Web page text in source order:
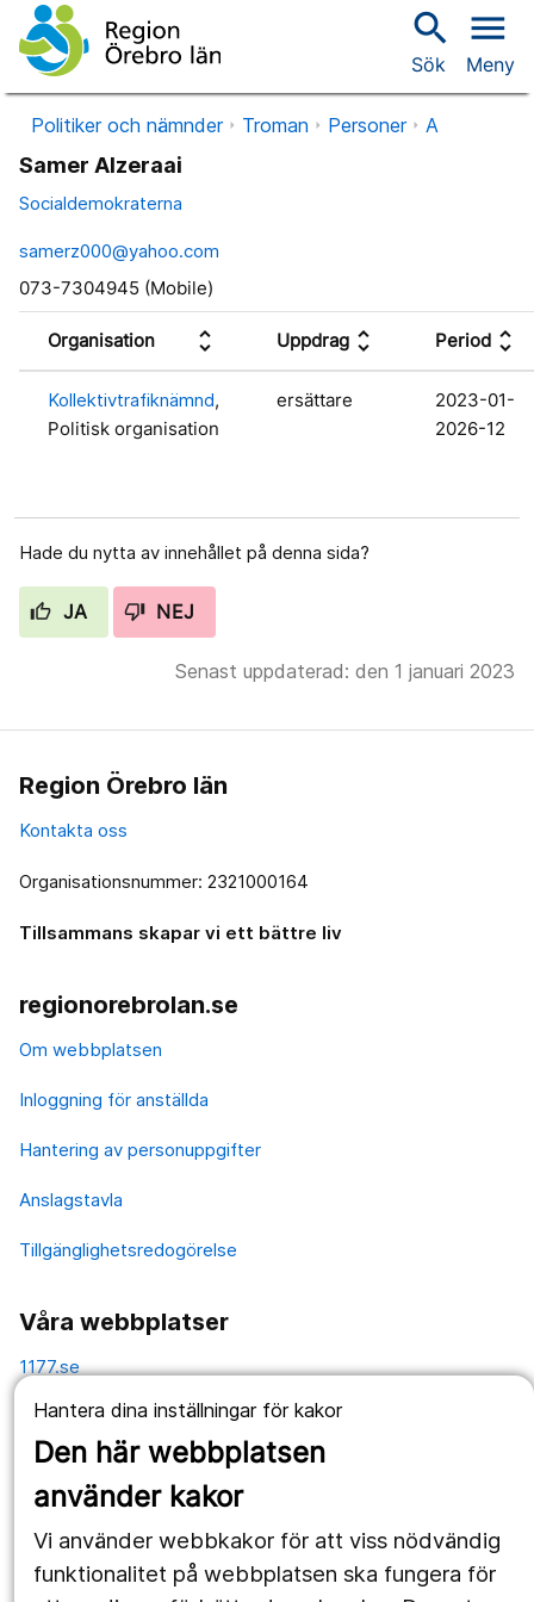
Hantera dina inställningar för kakor
Den här webbplatsen
använder kakor
Vi använder webbkakor för att viss nödvändig
funktionalitet på webbplatsen ska fungera för
search
Sök
menu
Meny
Politiker och nämnder Troman Personer A
Samer Alzeraai
Socialdemokraterna
samerz000@yahoo.com
073-7304945 (Mobile)
Organisation unfold_more Uppdrag unfold_more Period unfold_more
Kollektivtrafiknämnd,
Politisk organisation
ersättare
2023-01-
2026-12
Hade du nytta av innehållet på denna sida?
JA NEJ
Senast uppdaterad: den 1 januari 2023
Region Örebro län
Kontakta oss
Organisationsnummer: 2321000164
Tillsammans skapar vi ett bättre liv
regionorebrolan.se
Om webbplatsen
Inloggning för anställda
Hantering av personuppgifter
Anslagstavla
Tillgänglighetsredogörelse
Våra webbplatser
1177.se
Länstrafiken
Vårdgivare